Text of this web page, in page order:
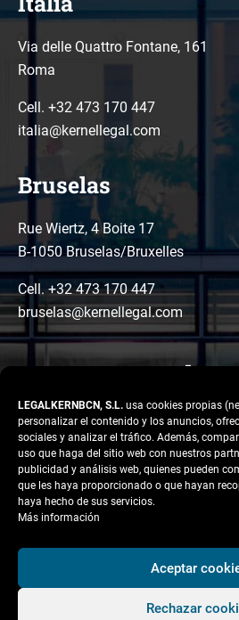
LEGALKERNBCN, S.L. usa cookies propias
personalizar el contenido y los anuncios,
sociales y analizar el tráfico. Además,
uso que haga del sitio web con nuestros
publicidad y análisis web, quienes pueden
que les haya proporcionado o que hayan
haya hecho de sus servicios.
Más información
Aceptar
Rechazar
Via delle Quattro Fontane, 161
Roma
Cell. +32 473 170 447
italia@kernellegal.com
Bruselas
Rue Wiertz, 4 Boite 17
B-1050 Bruselas/Bruxelles
Cell. +32 473 170 447
bruselas@kernellegal.com
LinkedIn
Instagram
Facebook
Política de Privacidad
Política de cookies